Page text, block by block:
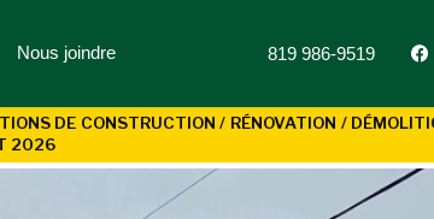
Nous joindre 819 986-9519
DE CONSTRUCTION / RÉNOVATION /
2026